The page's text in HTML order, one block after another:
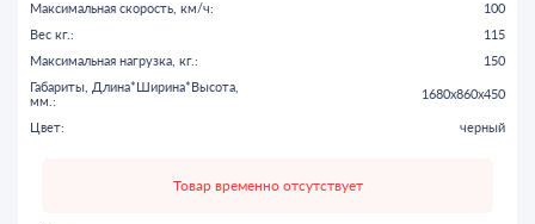
Максимальная скорость, км/ч:
100
Вес кг.:
115
Максимальная нагрузка, кг.:
150
Габариты, Длина*Ширина*Высота,
мм.:
1680х860х450
Цвет: черный
Товар временно отсутствует